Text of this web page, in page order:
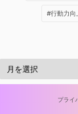
#行動力向
プライ